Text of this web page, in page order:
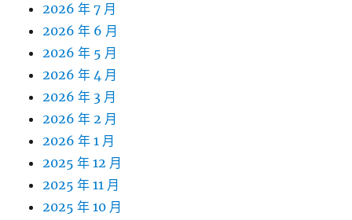
2026 年 7 月
2026 年 6 月
2026 年 5 月
2026 年 4 月
2026 年 3 月
2026 年 2 月
2026 年 1 月
2025 年 12 月
2025 年 11 月
2025 年 10 月